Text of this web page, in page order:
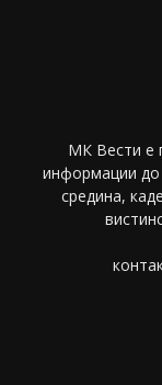
МК Вести е
информации до
средина,